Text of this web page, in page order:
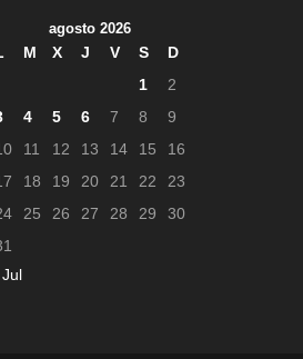
agosto 2026
M X J V S
D
1
2
4 5 6 7 8
9
11 12 13 14 15
16
18 19 20 21 22
23
25 26 27 28 29
30